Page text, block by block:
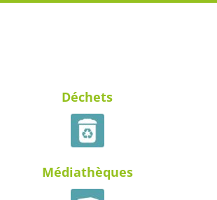
Déchets
Médiathèques